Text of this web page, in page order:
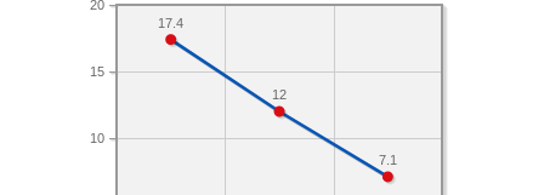
10
15
20
7.1
12
17.4